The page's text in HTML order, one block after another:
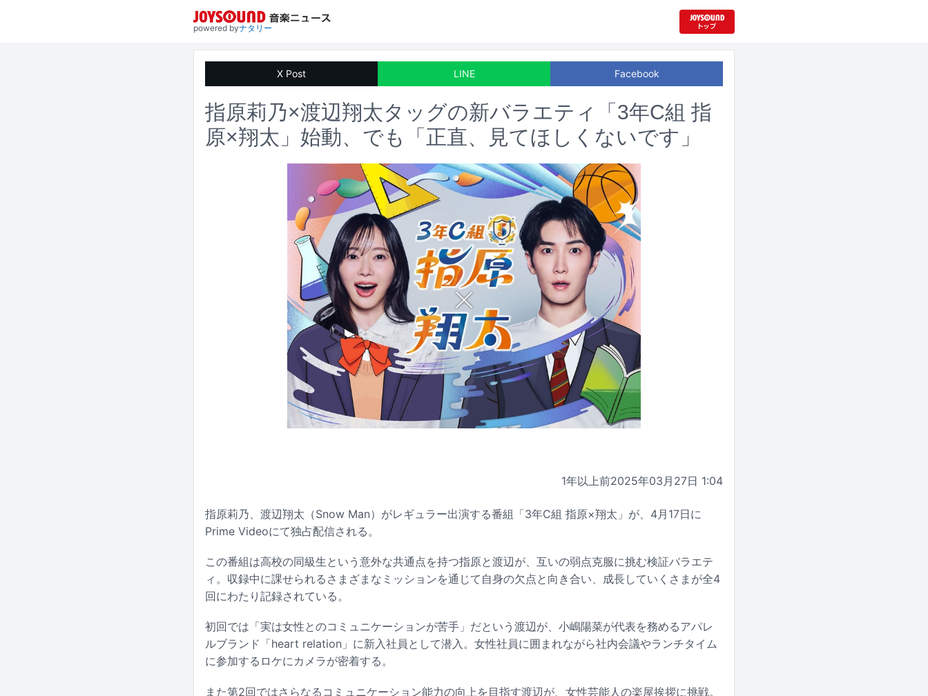
powered byナタリー
X Post LINE Facebook
指原莉乃×渡辺翔太タッグの新バラエティ「3年C組 指
原×翔太」始動、でも「正直、見てほしくないです」
1年以上前2025年03月27日 1:04
指原莉乃、渡辺翔太（Snow Man）がレギュラー出演する番組「3年C組 指原×翔太」が、4月17日に
Prime Videoにて独占配信される。
この番組は高校の同級生という意外な共通点を持つ指原と渡辺が、互いの弱点克服に挑む検証バラエテ
ィ。収録中に課せられるさまざまなミッションを通じて自身の欠点と向き合い、成長していくさまが全4
回にわたり記録されている。
初回では「実は女性とのコミュニケーションが苦手」だという渡辺が、小嶋陽菜が代表を務めるアパレ
ルブランド「heart relation」に新入社員として潜入。女性社員に囲まれながら社内会議やランチタイム
に参加するロケにカメラが密着する。
また第2回ではさらなるコミュニケーション能力の向上を目指す渡辺が、女性芸能人の楽屋挨拶に挑戦。